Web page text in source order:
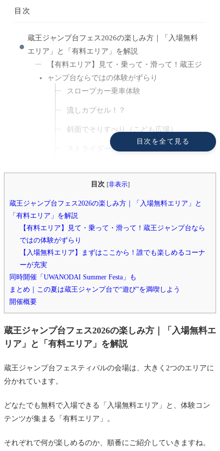
目次
目次を全て見る
蔵王ジャンプ台フェス2026の楽しみ方｜「入場無料
エリア」と「有料エリア」を解説
【有料エリア】見て・乗って・滑って！蔵王ジ
ャンプ台ならではの体験がずらり
スロープカー乗車体験
流しカプセル！？
斜面でそりすべり（こども広場）
ストライダー体験（こども広場／未就学
ジャンプ台謎解きクイズ
殺陣剣劇＆忍者体験（25日限定）
ジャンプ台プレミアム見学ツアー（事前
予約制）
【入場無料エリア】まずはここから！誰でも楽
ミニマルシェ＆グルメコーナー
事前予約）
同時開催「UWANODAI Summer Festa」も
まとめ｜この夏は蔵王ジャンプ台で“遊び”を満喫しよ
う
開催概要
目次 [非表示]
蔵王ジャンプ台フェス2026の楽しみ方｜「入場無料エリア」と
「有料エリア」を解説
【有料エリア】見て・乗って・滑って！蔵王ジャンプ台なら
ではの体験がずらり
【入場無料エリア】まずはここから！誰でも楽しめるコーナ
ーが充実
同時開催「UWANODAI Summer Festa」も
まとめ｜この夏は蔵王ジャンプ台で“遊び”を満喫しよう
開催概要
蔵王ジャンプ台フェス2026の楽しみ方 ｜「入場無料エ
リア」と「有料エリア」を解説
蔵王ジャンプ台フェスティバルの会場は、大きく2つのエリアに
分かれています。
どなたでも無料で入場できる「入場無料エリア」と、体験コン
テンツが集まる「有料エリア」。
それぞれで何が楽しめるのか、順番にご紹介していきますね。